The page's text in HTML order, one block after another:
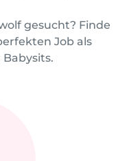
gesucht? Finde
Job als